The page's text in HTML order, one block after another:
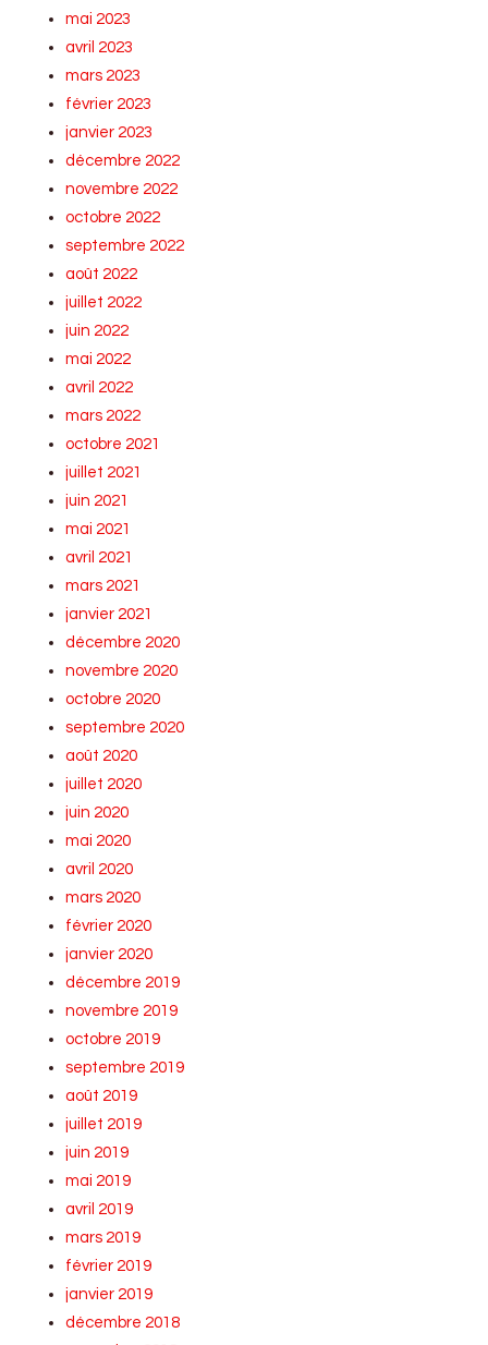
mai 2023
avril 2023
mars 2023
février 2023
janvier 2023
décembre 2022
novembre 2022
octobre 2022
septembre 2022
août 2022
juillet 2022
juin 2022
mai 2022
avril 2022
mars 2022
octobre 2021
juillet 2021
juin 2021
mai 2021
avril 2021
mars 2021
janvier 2021
décembre 2020
novembre 2020
octobre 2020
septembre 2020
août 2020
juillet 2020
juin 2020
mai 2020
avril 2020
mars 2020
février 2020
janvier 2020
décembre 2019
novembre 2019
octobre 2019
septembre 2019
août 2019
juillet 2019
juin 2019
mai 2019
avril 2019
mars 2019
février 2019
janvier 2019
décembre 2018